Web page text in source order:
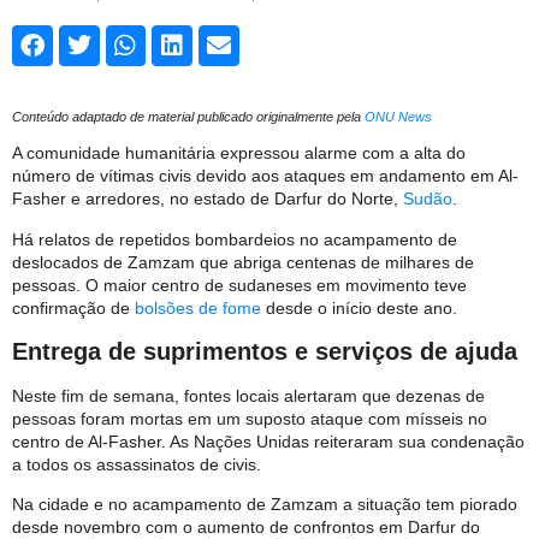
Conteúdo adaptado de material publicado originalmente pela ONU News
A comunidade humanitária expressou alarme com a alta do
número de vítimas civis devido aos ataques em andamento em Al-
Fasher e arredores, no estado de Darfur do Norte, Sudão.
Há relatos de repetidos bombardeios no acampamento de
deslocados de Zamzam que abriga centenas de milhares de
pessoas. O maior centro de sudaneses em movimento teve
confirmação de bolsões de fome desde o início deste ano.
Entrega de suprimentos e serviços de ajuda
Neste fim de semana, fontes locais alertaram que dezenas de
pessoas foram mortas em um suposto ataque com mísseis no
centro de Al-Fasher. As Nações Unidas reiteraram sua condenação
a todos os assassinatos de civis.
Na cidade e no acampamento de Zamzam a situação tem piorado
desde novembro com o aumento de confrontos em Darfur do